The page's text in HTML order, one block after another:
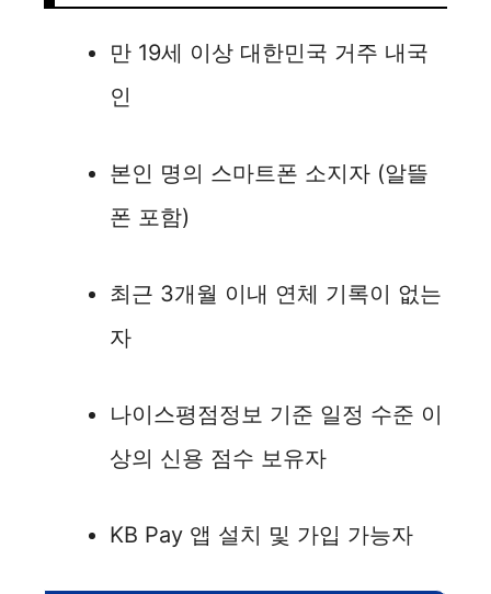
만 19세 이상 대한민국 거주 내국
인
본인 명의 스마트폰 소지자 (알뜰
폰 포함)
최근 3개월 이내 연체 기록이 없는
자
나이스평점정보 기준 일정 수준 이
상의 신용 점수 보유자
KB Pay 앱 설치 및 가입 가능자